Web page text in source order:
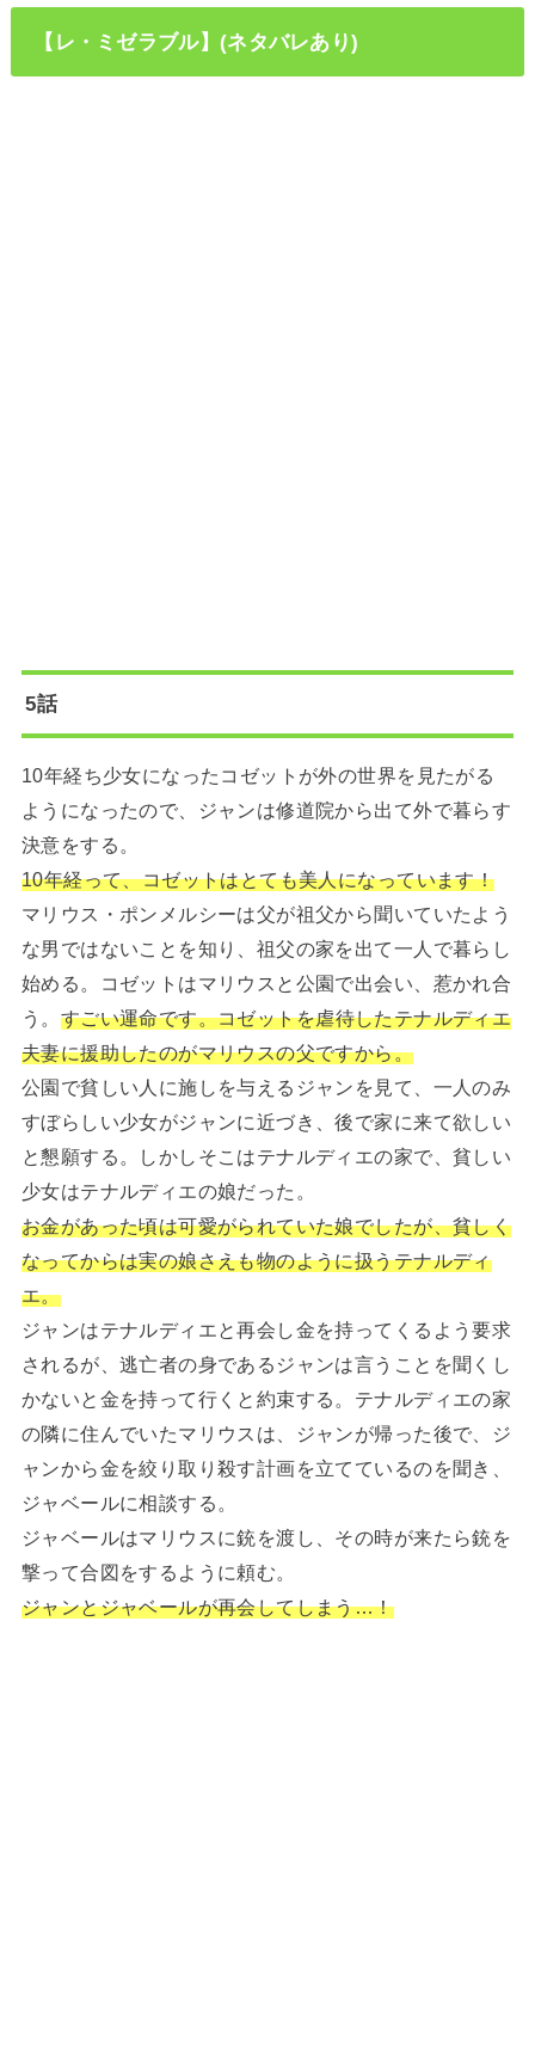
【レ・ミゼラブル】(ネタバレあり)
5話
10年経ち少女になったコゼットが外の世界を見たがる
ようになったので、ジャンは修道院から出て外で暮らす
決意をする。
10年経って、コゼットはとても美人になっています！
マリウス・ポンメルシーは父が祖父から聞いていたよう
な男ではないことを知り、祖父の家を出て一人で暮らし
始める。コゼットはマリウスと公園で出会い、惹かれ合
う。 すごい運命です。コゼットを虐待したテナルディエ
夫妻に援助したのがマリウスの父ですから。
公園で貧しい人に施しを与えるジャンを見て、一人のみ
すぼらしい少女がジャンに近づき、後で家に来て欲しい
と懇願する。しかしそこはテナルディエの家で、貧しい
少女はテナルディエの娘だった。
お金があった頃は可愛がられていた娘でしたが、貧しく
なってからは実の娘さえも物のように扱うテナルディ
エ。
ジャンはテナルディエと再会し金を持ってくるよう要求
されるが、逃亡者の身であるジャンは言うことを聞くし
かないと金を持って行くと約束する。テナルディエの家
の隣に住んでいたマリウスは、ジャンが帰った後で、ジ
ャンから金を絞り取り殺す計画を立てているのを聞き、
ジャベールに相談する。
ジャベールはマリウスに銃を渡し、その時が来たら銃を
撃って合図をするように頼む。
ジャンとジャベールが再会してしまう…！